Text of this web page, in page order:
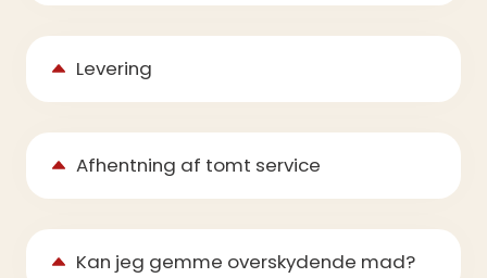
Levering
Afhentning af tomt service
Kan jeg gemme overskydende mad?